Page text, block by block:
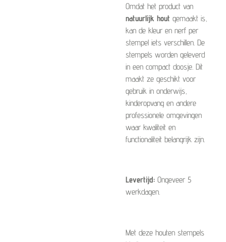
Omdat het product van
natuurlijk hout gemaakt is,
kan de kleur en nerf per
stempel iets verschillen. De
stempels worden geleverd
in een compact doosje. Dit
maakt ze geschikt voor
gebruik in onderwijs,
kinderopvang en andere
professionele omgevingen
waar kwaliteit en
functionaliteit belangrijk zijn.
Levertijd: Ongeveer 5
werkdagen.
Met deze houten stempels